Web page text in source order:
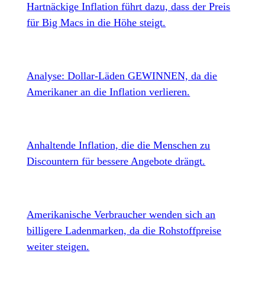
Hartnäckige Inflation führt dazu, dass der Preis
für Big Macs in die Höhe steigt.
Analyse: Dollar-Läden GEWINNEN, da die
Amerikaner an die Inflation verlieren.
Anhaltende Inflation, die die Menschen zu
Discountern für bessere Angebote drängt.
Amerikanische Verbraucher wenden sich an
billigere Ladenmarken, da die Rohstoffpreise
weiter steigen.